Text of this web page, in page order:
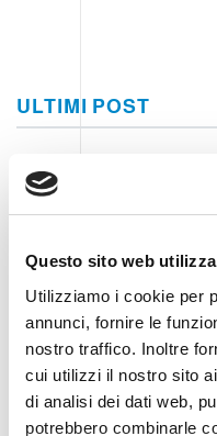
Questo sito web
Utilizziamo i cookie per
annunci, fornire le
nostro traffico. Inoltre
cui utilizzi il nostro sito
di analisi dei dati web,
potrebbero combinarle
ULTIMI POST
UNA
2026